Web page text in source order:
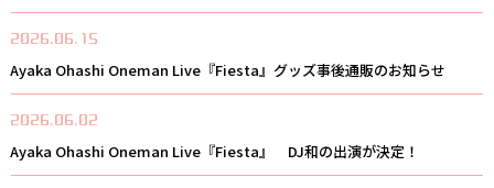
2026.06.15
Ayaka Ohashi Oneman Live『Fiesta』グッズ事後通販のお知らせ
2026.06.02
Ayaka Ohashi Oneman Live『Fiesta』 DJ和の出演が決定！